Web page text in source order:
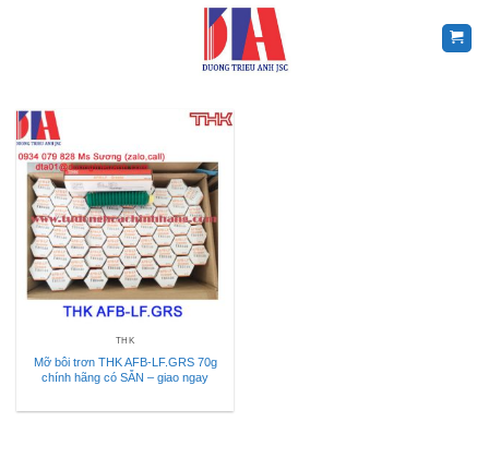
THK
Mỡ bôi trơn THK AFB-LF.GRS 70g
chính hãng có SẴN – giao ngay